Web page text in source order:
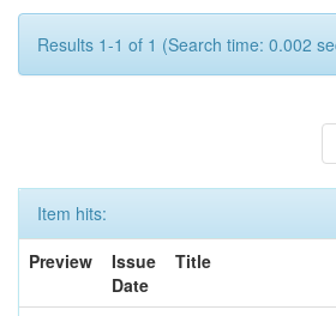
Results 1-1 of 1 (Search time: 0.002
Item hits:
Preview
Issue
Date
Title